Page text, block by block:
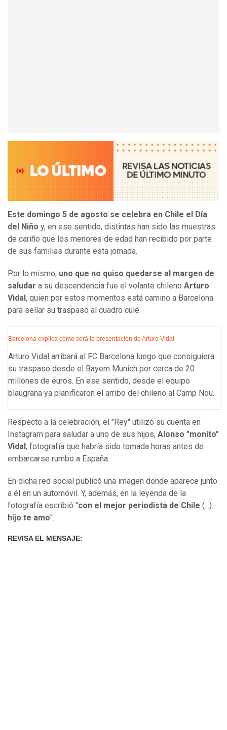
Este domingo 5 de agosto se celebra en Chile el Día
del Niño y, en ese sentido, distintas han sido las muestras
de cariño que los menores de edad han recibido por parte
de sus familias durante esta jornada.
Por lo mismo, uno que no quiso quedarse al margen de
saludar a su descendencia fue el volante chileno Arturo
Vidal , quien por estos momentos está camino a Barcelona
para sellar su traspaso al cuadro culé.
Barcelona explica cómo será la presentación de Arturo Vidal
Arturo Vidal arribará al FC Barcelona luego que consiguiera
su traspaso desde el Bayern Munich por cerca de 20
millones de euros. En ese sentido, desde el equipo
blaugrana ya planificaron el arribo del chileno al Camp Nou.
Respecto a la celebración, el "Rey" utilizó su cuenta en
Instagram para saludar a uno de sus hijos, Alonso "monito"
Vidal ; fotografía que habría sido tomada horas antes de
embarcarse rumbo a España.
En dicha red social publicó una imagen donde aparece junto
a él en un automóvil. Y, además, en la leyenda de la
fotografía escribió "con el mejor periodista de Chile (...)
hijo te amo".
REVISA EL MENSAJE: